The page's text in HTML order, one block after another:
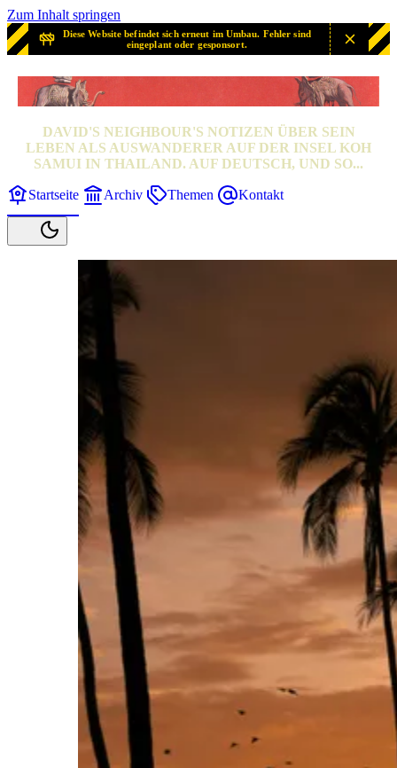
Zum Inhalt springen
Diese Website befindet sich erneut im Umbau. Fehler sind
eingeplant oder gesponsort.
SAMUI? SAMUI!
DAVID'S NEIGHBOUR'S NOTIZEN ÜBER SEIN
LEBEN ALS AUSWANDERER AUF DER INSEL KOH
SAMUI IN THAILAND. AUF DEUTSCH, UND SO...
Startseite Archiv Themen Kontakt